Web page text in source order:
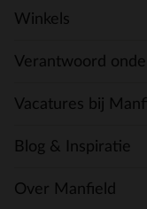
Winkels
Verantwoord
Vacatures bij
Blog & Inspiratie
Over Manfield